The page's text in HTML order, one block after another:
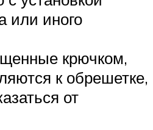
или иного
крючком,
к обрешетке,
от